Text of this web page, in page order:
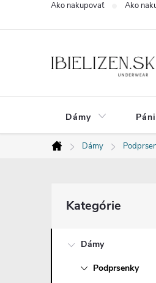
Ako nakupovať Ako
Dámy Páni
Domov
Dámy
o
kategórie
Kategórie
Dámy
Podprsenky